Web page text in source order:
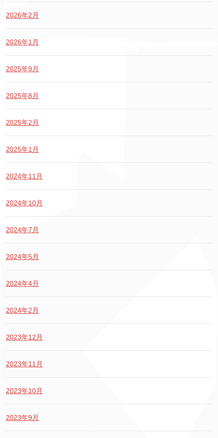
2026年2月
2026年1月
2025年9月
2025年8月
2025年2月
2025年1月
2024年11月
2024年10月
2024年7月
2024年5月
2024年4月
2024年2月
2023年12月
2023年11月
2023年10月
2023年9月